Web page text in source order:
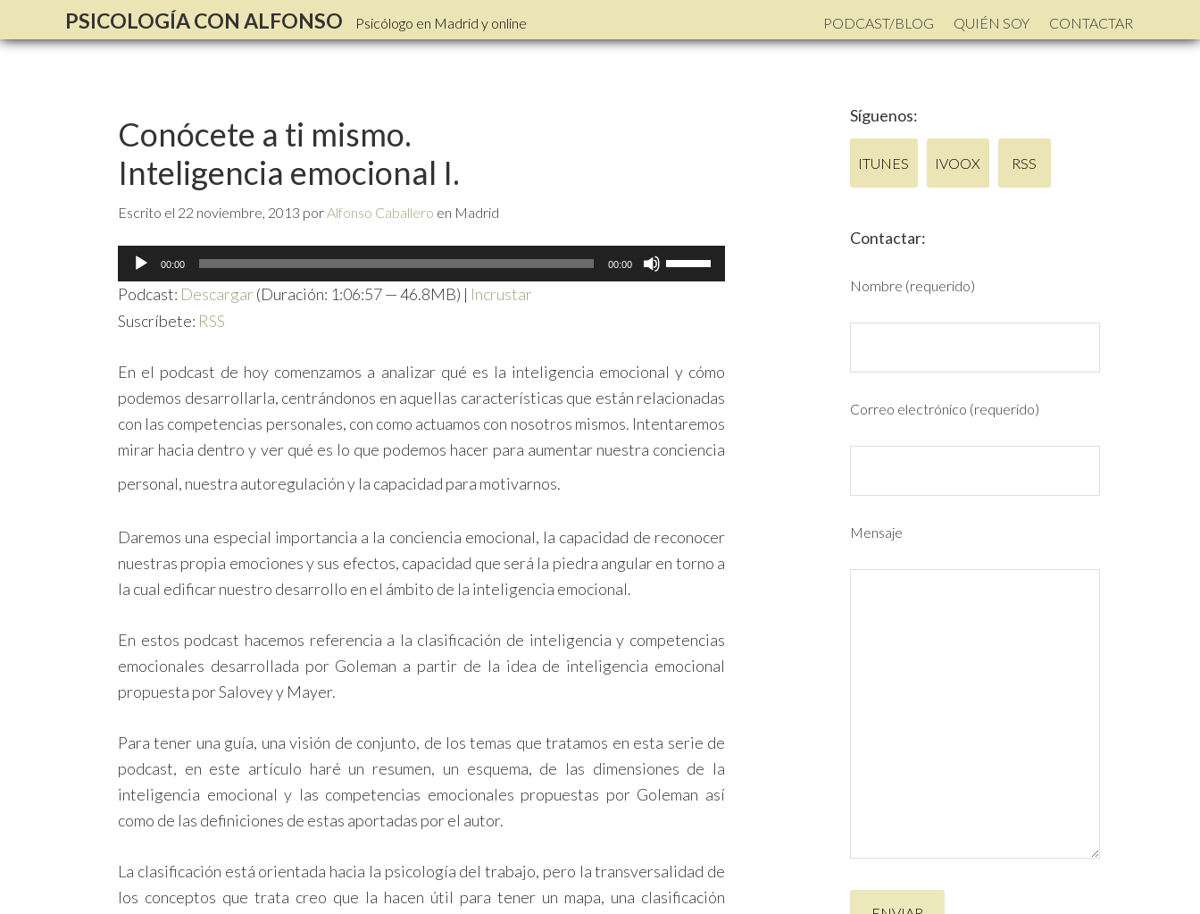
PSICOLOGÍA CON ALFONSO Psicólogo en Madrid y online PODCAST/BLOG QUIÉN SOY CONTACTAR
Conócete a ti mismo.
Inteligencia emocional I.
Escrito el 22 noviembre, 2013 porAlfonso Caballero en Madrid
Reproductor
de
00:00 00:00
Utiliza
las
volumen.
Podcast: Descargar (Duración: 1:06:57 — 46.8MB) | Incrustar
Suscríbete: RSS
En el podcast de hoy comenzamos a analizar qué es la inteligencia emocional y cómo
podemos desarrollarla, centrándonos en aquellas características que están relacionadas
con las competencias personales, con como actuamos con nosotros mismos. Intentaremos
mirar hacia dentro y ver qué es lo que podemos hacer para aumentar nuestra conciencia
personal, nuestra autoregulación y la capacidad para motivarnos.
Daremos una especial importancia a la conciencia emocional, la capacidad de reconocer
nuestras propia emociones y sus efectos, capacidad que será la piedra angular en torno a
la cual edificar nuestro desarrollo en el ámbito de la inteligencia emocional.
En estos podcast hacemos referencia a la clasificación de inteligencia y competencias
emocionales desarrollada por Goleman a partir de la idea de inteligencia emocional
propuesta por Salovey y Mayer.
Para tener una guía, una visión de conjunto, de los temas que tratamos en esta serie de
podcast, en este artículo haré un resumen, un esquema, de las dimensiones de la
inteligencia emocional y las competencias emocionales propuestas por Goleman así
como de las definiciones de estas aportadas por el autor.
La clasificación está orientada hacia la psicología del trabajo, pero la transversalidad de
los conceptos que trata creo que la hacen útil para tener un mapa, una clasificación
Síguenos:
ITUNES IVOOX RSS
Contactar:
Nombre (requerido)
Correo electrónico (requerido)
Mensaje